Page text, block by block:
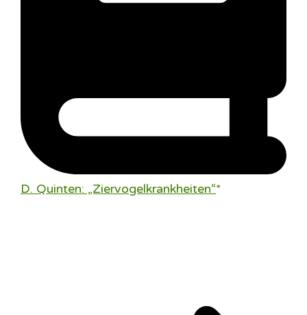
D. Quinten: „Ziervogelkrankheiten“